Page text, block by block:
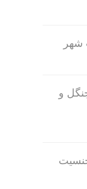
شهر
جنگل و